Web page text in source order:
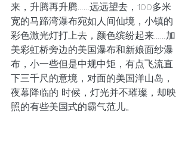
来，升腾再升腾……远远望去，100多米
宽的马蹄湾瀑布宛如人间仙境，小镇的
彩色激光灯打上去，颜色缤纷起来……加
美彩虹桥旁边的美国瀑布和新娘面纱瀑
布，小一些但是中规中矩，有点飞流直
下三千尺的意境，对面的美国洋山岛，
夜幕降临的 时候，灯光并不璀璨，却映
照的有些美国式的霸气范儿。